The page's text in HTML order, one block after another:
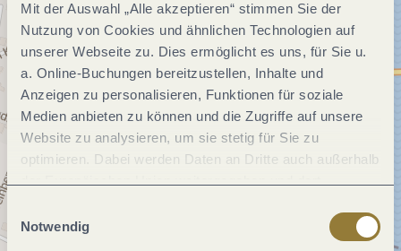
Mit der Auswahl „Alle akzeptieren“ stimmen Sie der
Nutzung von Cookies und ähnlichen Technologien auf
unserer Webseite zu. Dies ermöglicht es uns, für Sie u.
a. Online-Buchungen bereitzustellen, Inhalte und
Anzeigen zu personalisieren, Funktionen für soziale
Medien anbieten zu können und die Zugriffe auf unsere
Website zu analysieren, um sie stetig für Sie zu
optimieren. Dabei werden Daten an Dritte auch außerhalb
jederzeit widerrufen werden. Mit der Auswahl "Alle
ablehnen" kann es zu Beeinträchtigungen in der Nutzung
Notwendig